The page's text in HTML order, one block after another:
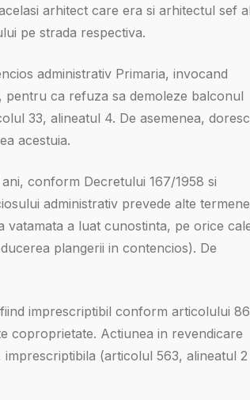
arhitect care era si arhitectul sef
pe strada respectiva.
administrativ Primaria, invocand
ca refuza sa demoleze balconul
33, alineatul 4. De asemenea, doresc
acestuia.
conform Decretului 167/1958 si
administrativ prevede alte
a luat cunostinta, pe orice
plangerii in contencios). De
imprescriptibil conform articolului
coproprietate. Actiunea in revendicare
(articolul 563, alineatul 2